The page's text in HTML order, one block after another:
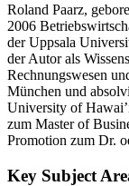
Roland Paarz,
2006
der Uppsala
der Autor als
Rechnungswesen
München und
University of
zum Master of
Promotion zum Dr.
Key Subject